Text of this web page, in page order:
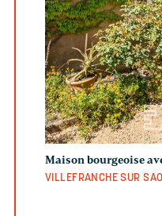
Maison bourgeoise
VILLEFRANCHE SUR